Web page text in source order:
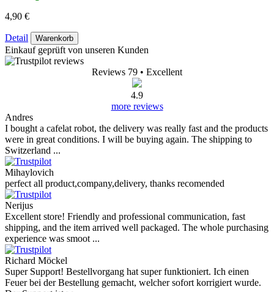
4,90 €
Detail Warenkorb
Einkauf geprüft von unseren Kunden
Reviews 79 • Excellent
4.9
more reviews
Andres
I bought a cafelat robot, the delivery was really fast and the products
were in great conditions. I will be buying again. The shipping to
Switzerland ...
Mihaylovich
perfect all product,company,delivery, thanks recomended
Nerijus
Excellent store! Friendly and professional communication, fast
shipping, and the item arrived well packaged. The whole purchasing
experience was smoot ...
Richard Möckel
Super Support! Bestellvorgang hat super funktioniert. Ich einen
Feuer bei der Bestellung gemacht, welcher sofort korrigiert wurde.